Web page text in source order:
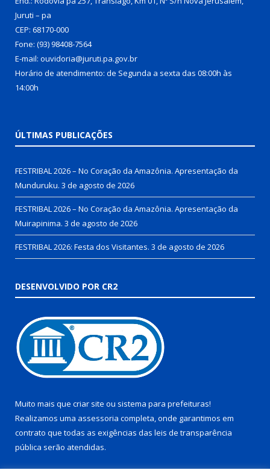
Juruti – pa
CEP: 68170-000
Fone: (93) 98408-7564
E-mail: ouvidoria@juruti.pa.gov.br
Horário de atendimento: de Segunda a sexta das 08:00h às
14:00h
ÚLTIMAS PUBLICAÇÕES
FESTRIBAL 2026 – No Coração da Amazônia. Apresentação da
Munduruku. 3 de agosto de 2026
FESTRIBAL 2026 – No Coração da Amazônia. Apresentação da
Muirapinima. 3 de agosto de 2026
FESTRIBAL 2026: Festa dos Visitantes. 3 de agosto de 2026
DESENVOLVIDO POR CR2
Muito mais que criar site ou sistema para prefeituras!
Realizamos uma assessoria completa, onde garantimos em
contrato que todas as exigências das leis de transparência
pública serão atendidas.